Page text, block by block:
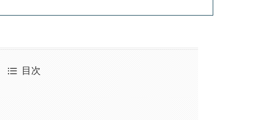
目次